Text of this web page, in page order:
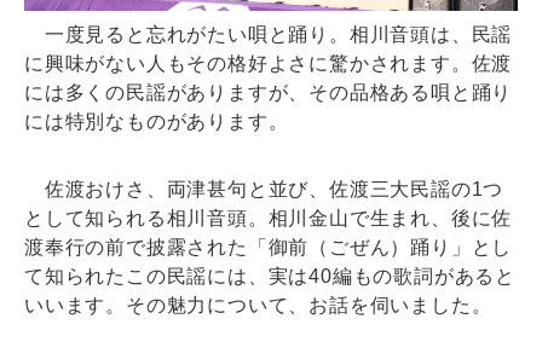
一度見ると忘れがたい唄と踊り。相川音頭は、民謡
に興味がない人もその格好よさに驚かされます。佐渡
には多くの民謡がありますが、その品格ある唄と踊り
には特別なものがあります。
佐渡おけさ、両津甚句と並び、佐渡三大民謡の1つ
として知られる相川音頭。相川金山で生まれ、後に佐
渡奉行の前で披露された「御前（ごぜん）踊り」とし
て知られたこの民謡には、実は40編もの歌詞があると
いいます。その魅力について、お話を伺いました。